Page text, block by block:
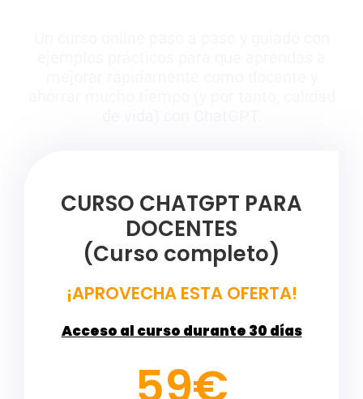
CURSO CHATGPT PARA
DOCENTES
(Curso completo)
¡APROVECHA ESTA OFERTA!
Acceso al curso durante 30 días
59€